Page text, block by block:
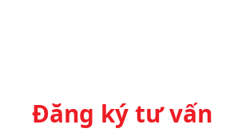
Đăng ký tư vấn